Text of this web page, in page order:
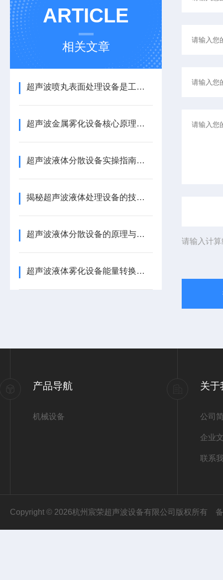
ARTICLE
相关文章
超声波喷丸表面处理设备是工艺与应用介绍
超声波金属雾化设备核心原理与应用场景
超声波液体分散设备实操指南：细节把控与工艺优化
揭秘超声波液体处理设备的技术奥秘
超声波液体分散设备的原理与应用解析
超声波液体雾化设备能量转换机制 涂料分散喷涂工艺适配详解
请输入计
产品导航
机械设备
关于
公司
企业
联系
Copyright © 2026杭州宸荣超声波设备有限公司版权所有